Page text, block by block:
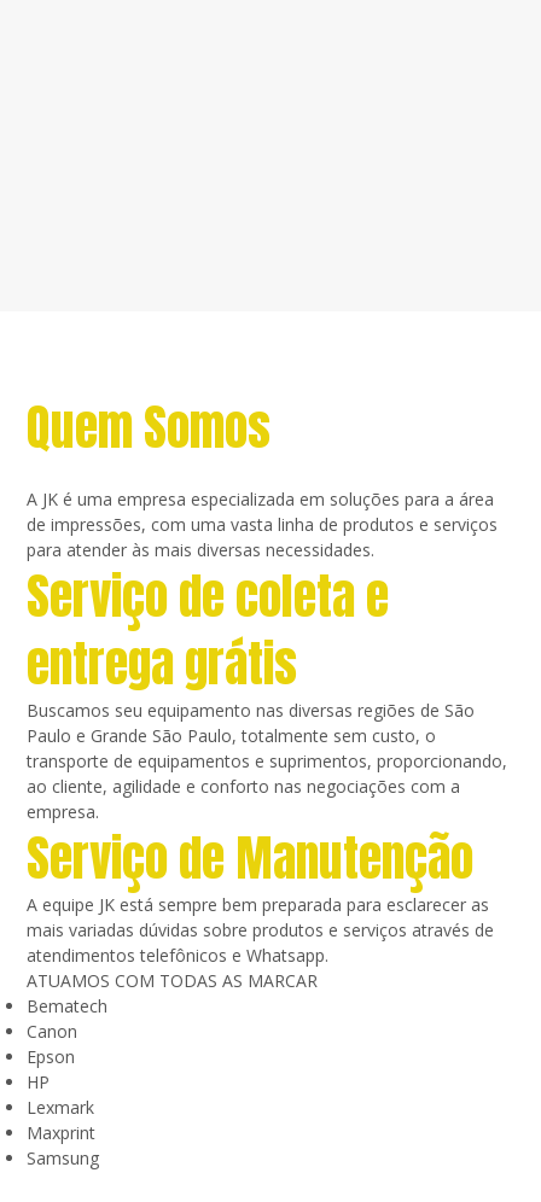
Quem Somos
A JK é uma empresa especializada em soluções para a área
de impressões, com uma vasta linha de produtos e serviços
para atender às mais diversas necessidades.
Serviço de coleta e
entrega grátis
Buscamos seu equipamento nas diversas regiões de São
Paulo e Grande São Paulo, totalmente sem custo, o
transporte de equipamentos e suprimentos, proporcionando,
ao cliente, agilidade e conforto nas negociações com a
empresa.
Serviço de Manutenção
A equipe JK está sempre bem preparada para esclarecer as
mais variadas dúvidas sobre produtos e serviços através de
atendimentos telefônicos e Whatsapp.
ATUAMOS COM TODAS AS MARCAR
Bematech
Canon
Epson
HP
Lexmark
Maxprint
Samsung